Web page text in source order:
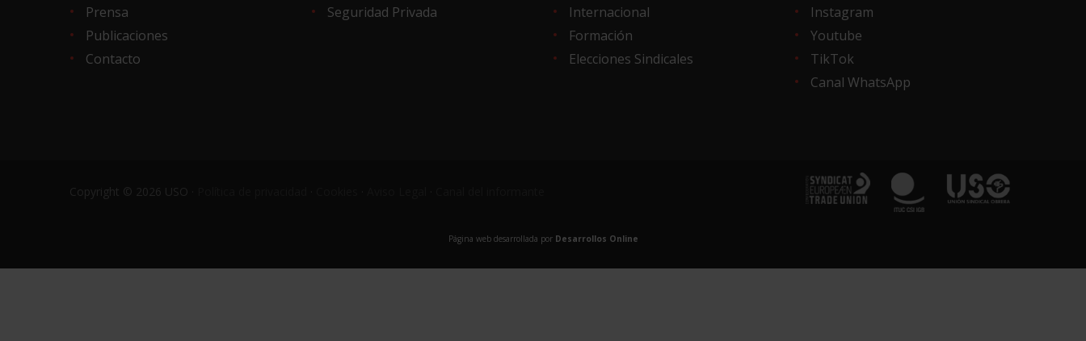
Prensa
Publicaciones
Contacto
Seguridad Privada
Internacional
Formación
Elecciones Sindicales
Instagram
Youtube
TikTok
Canal WhatsApp
Copyright © 2026 USO ·
Página web desarrollada por Desarrollos Online